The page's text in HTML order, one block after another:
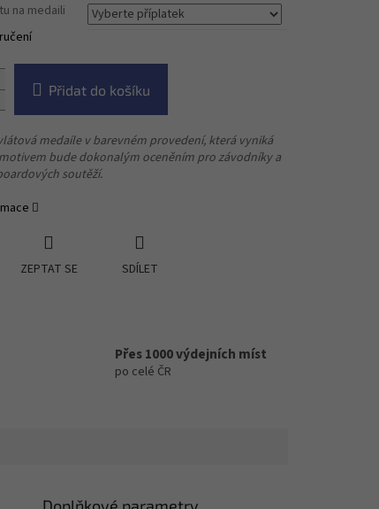
na medaili
Přidat do košíku
medaile v barevném provedení, která vyniká
bude dokonalým oceněním prozávodníky a
soutěží.
ZEPTAT SE SDÍLET
Přes 1000 výdejních míst
po celé ČR